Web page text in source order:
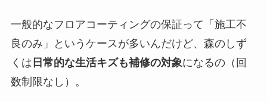
一般的なフロアコーティングの保証って「施工不
良のみ」というケースが多いんだけど、森のしず
くは 日常的な生活キズも補修の対象になるの（回
数制限なし）。